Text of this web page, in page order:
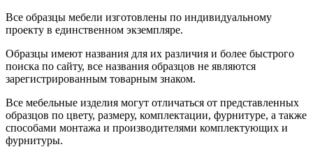
Все образцы мебели изготовлены по индивидуальному
проекту в единственном экземпляре.
Образцы имеют названия для их различия и более быстрого
поиска по сайту, все названия образцов не являются
зарегистрированным товарным знаком.
Все мебельные изделия могут отличаться от представленных
образцов по цвету, размеру, комплектации, фурнитуре, а также
способами монтажа и производителями комплектующих и
фурнитуры.